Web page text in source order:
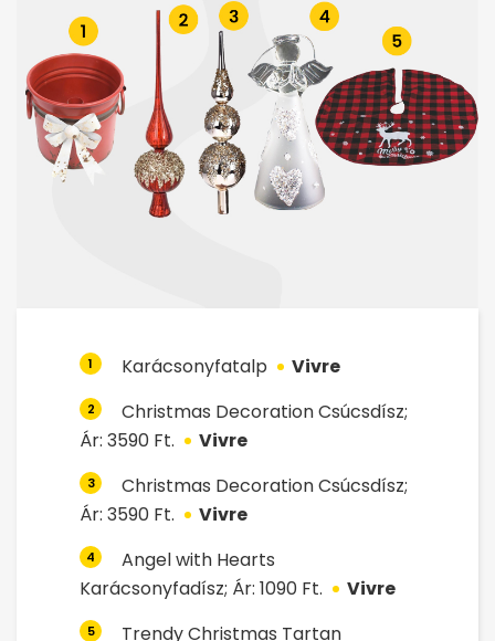
1 Karácsonyfatalp Vivre
2
Christmas Decoration Csúcsdísz;
Ár: 3590 Ft.
Vivre
3
Christmas Decoration Csúcsdísz;
Ár: 3590 Ft.
Vivre
4
Angel with Hearts
Karácsonyfadísz; Ár: 1090 Ft.
Vivre
5
Trendy Christmas Tartan